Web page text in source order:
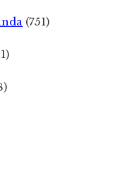
(751)